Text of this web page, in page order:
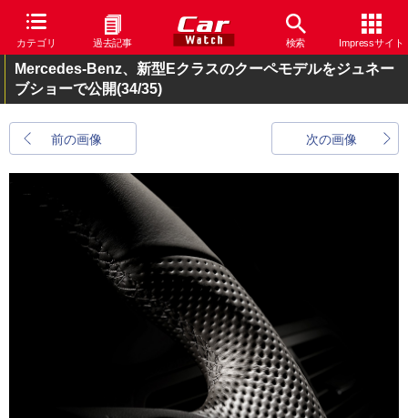
カテゴリ 過去記事 検索 Impressサイト
Mercedes-Benz、新型Eクラスのクーペモデルをジュネー
ブショーで公開(34/35)
前の画像 次の画像